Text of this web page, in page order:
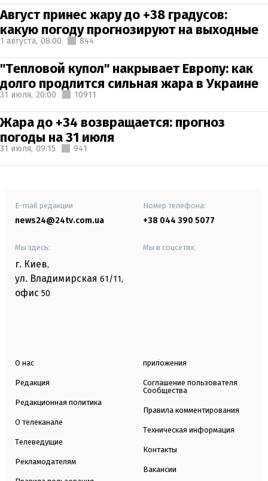
Август принес жару до +38 градусов:
какую погоду прогнозируют на выходные
1 августа, 08:00 844
"Тепловой купол" накрывает Европу: как
долго продлится сильная жара в Украине
31 июля, 20:00 10911
Жара до +34 возвращается: прогноз
погоды на 31 июля
31 июля, 09:15 941
E-mail редакции
news24@24tv.com.ua
Номер телефона:
+38 044 390 5077
Мы здесь:
г. Киев,
ул. Владимирская 61/11,
офис 50
Мы в соцсетях:
О нас
Редакция
Редакционная политика
О телеканале
Телеведущие
Рекламодателям
приложения
Соглашение пользователя
Сообщества
Правила комментирования
Техническая информация
Контакты
Вакансии